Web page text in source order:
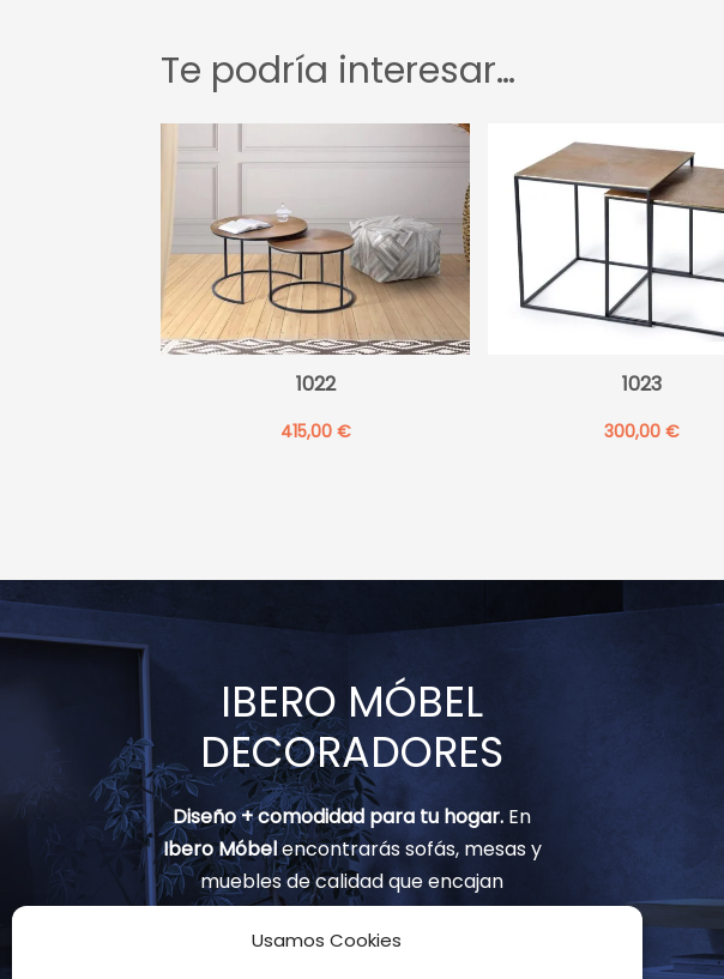
Usamos Cookies
Te podría interesar…
1022
415,00 €
1023
300,00€
IBERO MÓBEL
DECORADORES
Diseño + comodidad para tu hogar. En
Ibero Móbelencontrarás sofás, mesas y
muebles de calidad que encajan
contigo.